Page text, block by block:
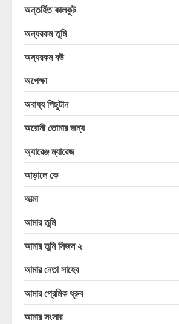
অন্তর্হিত কালকূট
অন্যরকম তুমি
অন্যরকম বউ
অপেক্ষা
অবাধ্য পিছুটান
অরোনী তোমার জন্য
অ্যারেঞ্জ ম্যারেজ
আড়ালে কে
আত্মা
আমার তুমি
আমার তুমি সিজন ২
আমার নেতা সাহেব
আমার প্রেমিক ধ্রুব
আমার সংসার